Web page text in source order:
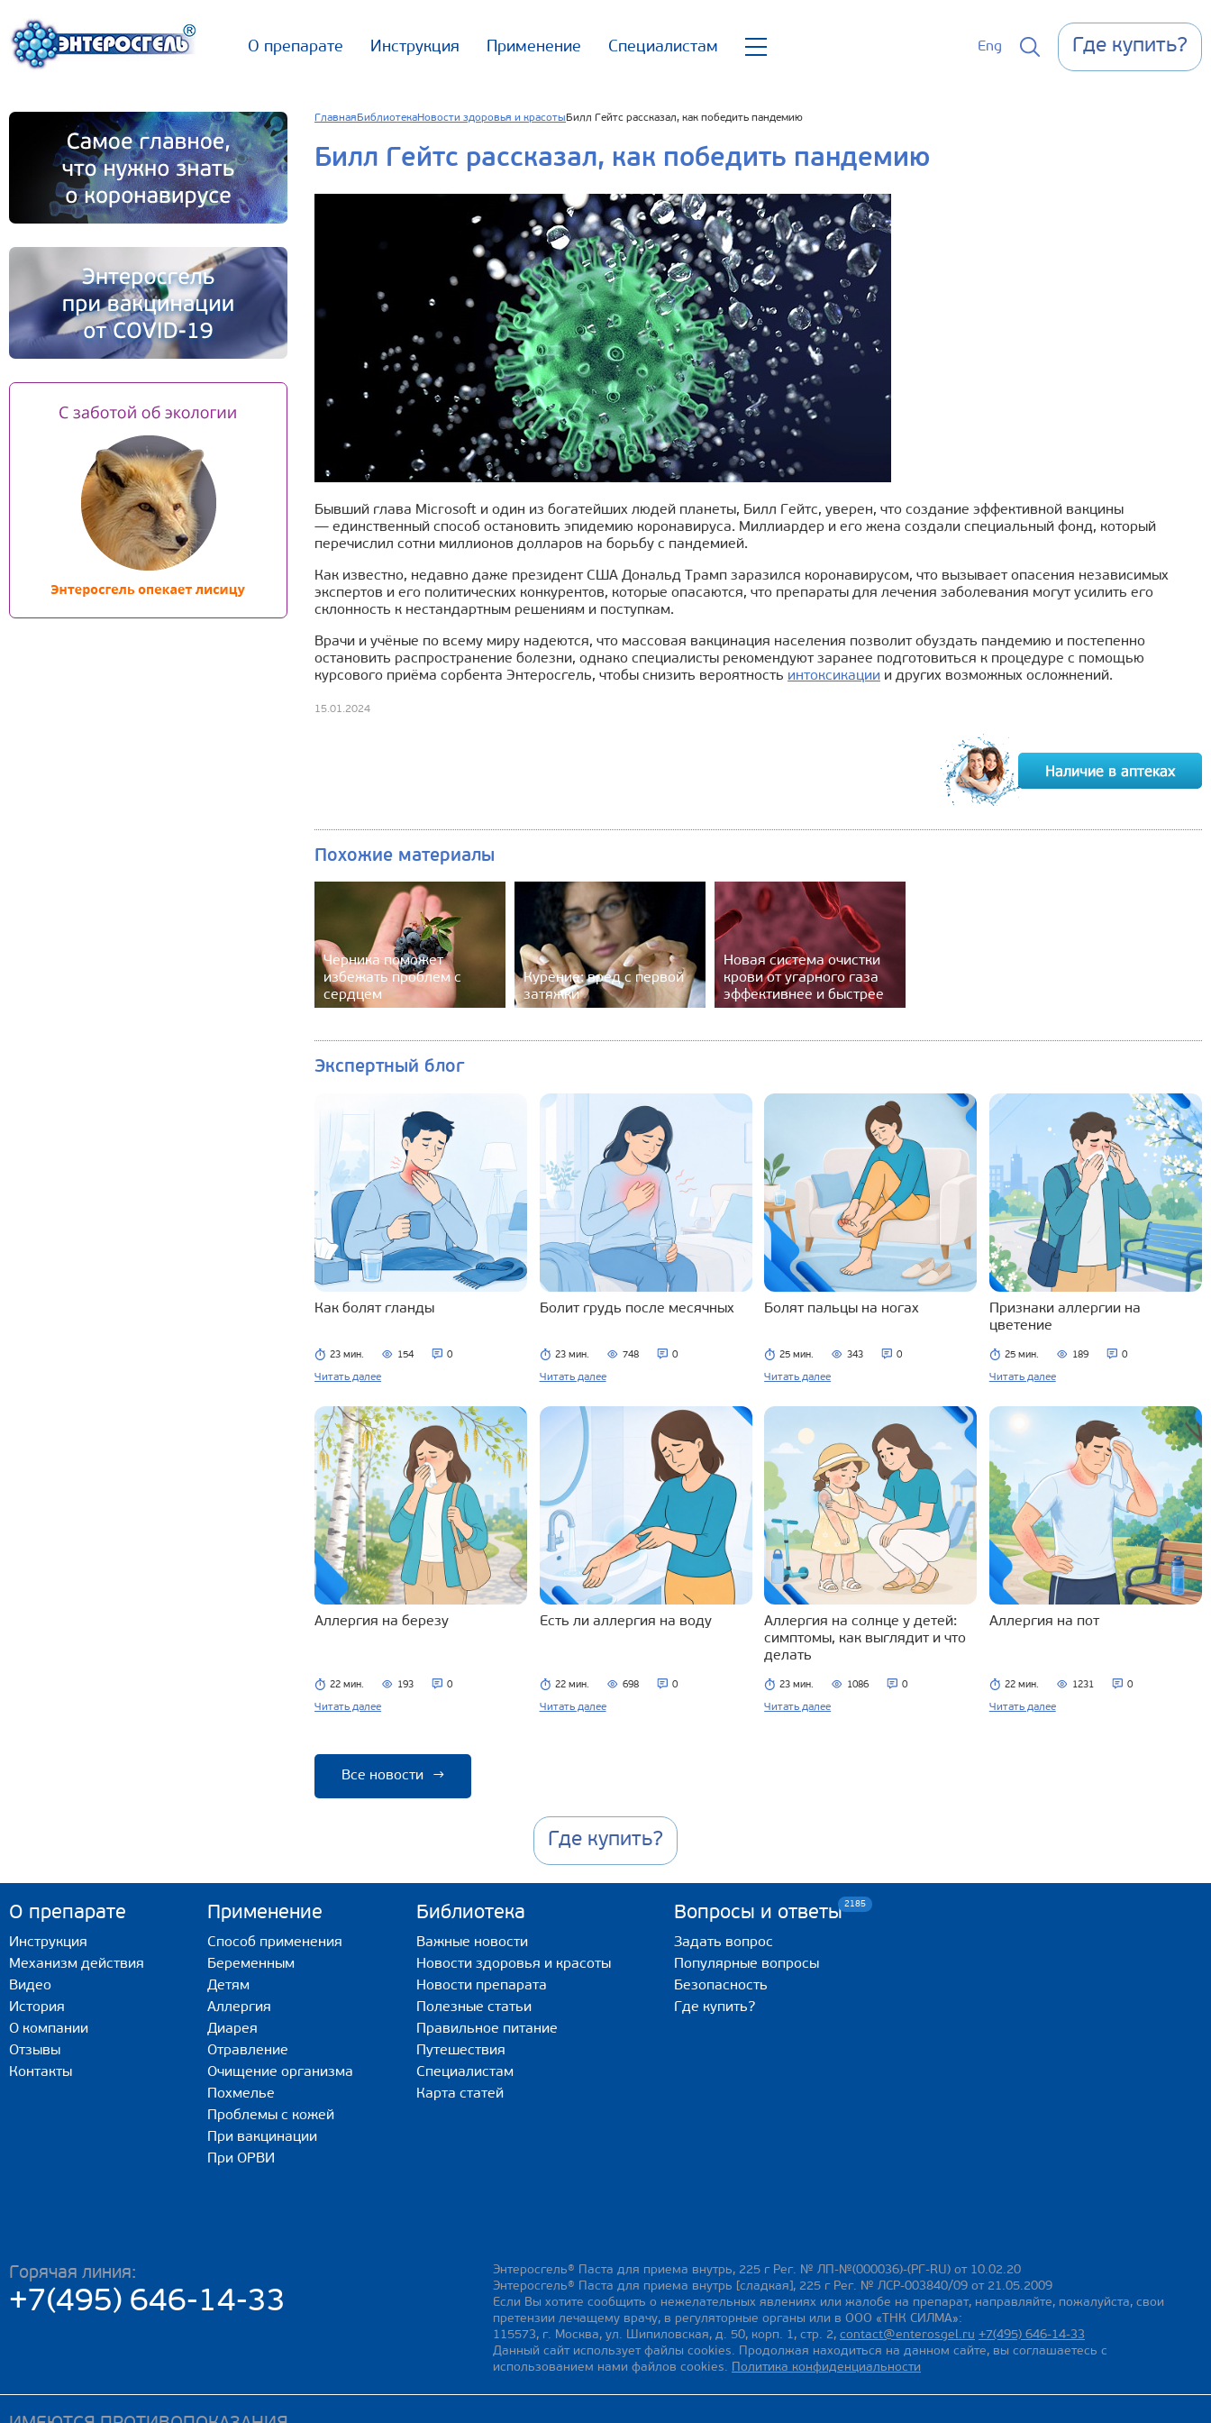
О препарате Инструкция Применение Специалистам Eng Где купить?
Главная БиблиотекаНовости здоровья и красоты Билл Гейтс рассказал, как победить пандемию
Билл Гейтс рассказал, как победить пандемию
Бывший глава Microsoft и один из богатейших людей планеты, Билл Гейтс, уверен, что создание эффективной вакцины
— единственный способ остановить эпидемию коронавируса. Миллиардер и его жена создали специальный фонд, который
перечислил сотни миллионов долларов на борьбу с пандемией.
Как известно, недавно даже президент США Дональд Трамп заразился коронавирусом, что вызывает опасения независимых
экспертов и его политических конкурентов, которые опасаются, что препараты для лечения заболевания могут усилить его
склонность к нестандартным решениям и поступкам.
Врачи и учёные по всему миру надеются, что массовая вакцинация населения позволит обуздать пандемию и постепенно
остановить распространение болезни, однако специалисты рекомендуют заранее подготовиться к процедуре с помощью
курсового приёма сорбента Энтеросгель, чтобы снизить вероятность интоксикации и других возможных осложнений.
15.01.2024
Похожие материалы
Черника поможет
избежать проблем с
сердцем
Курение: вред с первой
затяжки
Новая система очистки
крови от угарного газа
эффективнее и быстрее
Экспертный блог
Как болят гланды
23 мин. 154 0
Читать далее
Болит грудь после месячных
23 мин. 748 0
Читать далее
Болят пальцы на ногах
25 мин. 343 0
Читать далее
Признаки аллергии на
цветение
25 мин. 189 0
Читать далее
Аллергия на березу
22 мин. 193 0
Читать далее
Есть ли аллергия на воду
22 мин. 698 0
Читать далее
Аллергия на солнце у детей:
симптомы, как выглядит и что
делать
23 мин. 1086 0
Читать далее
Аллергия на пот
22 мин. 1231 0
Читать далее
Все новости →
Где купить?
О препарате
Инструкция
Механизм действия
Видео
История
О компании
Отзывы
Контакты
Применение
Способ применения
Беременным
Детям
Аллергия
Диарея
Отравление
Очищение организма
Похмелье
Проблемы с кожей
При вакцинации
При ОРВИ
Библиотека
Важные новости
Новости здоровья и красоты
Новости препарата
Полезные статьи
Правильное питание
Путешествия
Специалистам
Карта статей
Вопросы и ответы2185
Задать вопрос
Популярные вопросы
Безопасность
Где купить?
Горячая линия:
+7(495) 646-14-33
Энтеросгель® Паста для приема внутрь, 225 г Рег. № ЛП-№(000036)-(РГ-RU) от 10.02.20
Энтеросгель® Паста для приема внутрь [сладкая], 225 г Рег. № ЛСР-003840/09 от 21.05.2009
Если Вы хотите сообщить о нежелательных явлениях или жалобе на препарат, направляйте, пожалуйста, свои
претензии лечащему врачу, в регуляторные органы или в ООО «ТНК СИЛМА»:
115573, г. Москва, ул. Шипиловская, д. 50, корп. 1, стр. 2, contact@enterosgel.ru +7(495) 646-14-33
Данный сайт использует файлы cookies. Продолжая находиться на данном сайте, вы соглашаетесь с
использованием нами файлов cookies. Политика конфиденциальности